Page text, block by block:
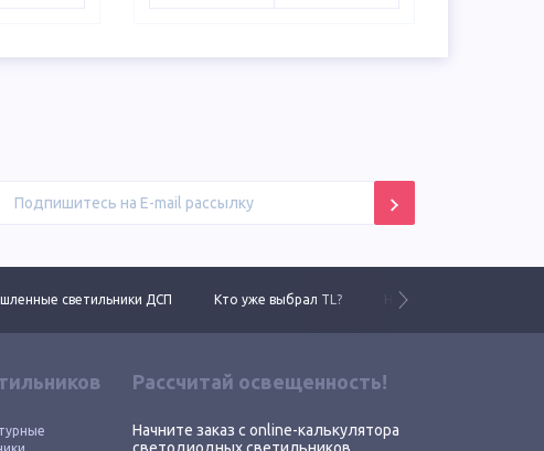
светильники ДСП Кто уже выбрал TL? Новинки 2025 года
Рассчитай освещенность!
Начните заказ с online-калькулятора